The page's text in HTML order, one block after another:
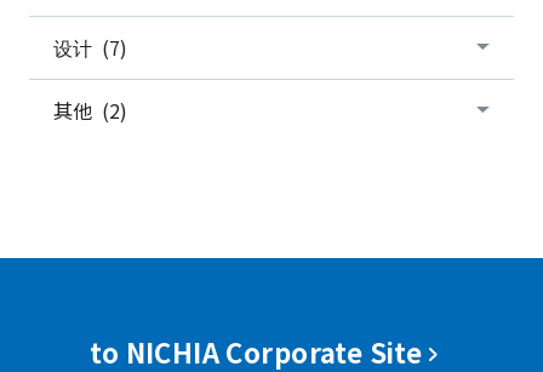
设计 (7)
其他 (2)
to NICHIA Corporate Site